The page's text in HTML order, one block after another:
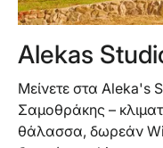
Alekas
Μείνετε στα Aleka's
Σαμοθράκης –
θάλασσα, δωρεάν Wi-